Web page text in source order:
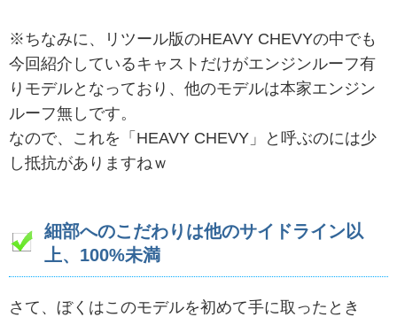
※ちなみに、リツール版のHEAVY CHEVYの中でも
今回紹介しているキャストだけがエンジンルーフ有
りモデルとなっており、他のモデルは本家エンジン
ルーフ無しです。
なので、これを「HEAVY CHEVY」と呼ぶのには少
し抵抗がありますねｗ
細部へのこだわりは他のサイドライン以
上、100%未満
さて、ぼくはこのモデルを初めて手に取ったとき